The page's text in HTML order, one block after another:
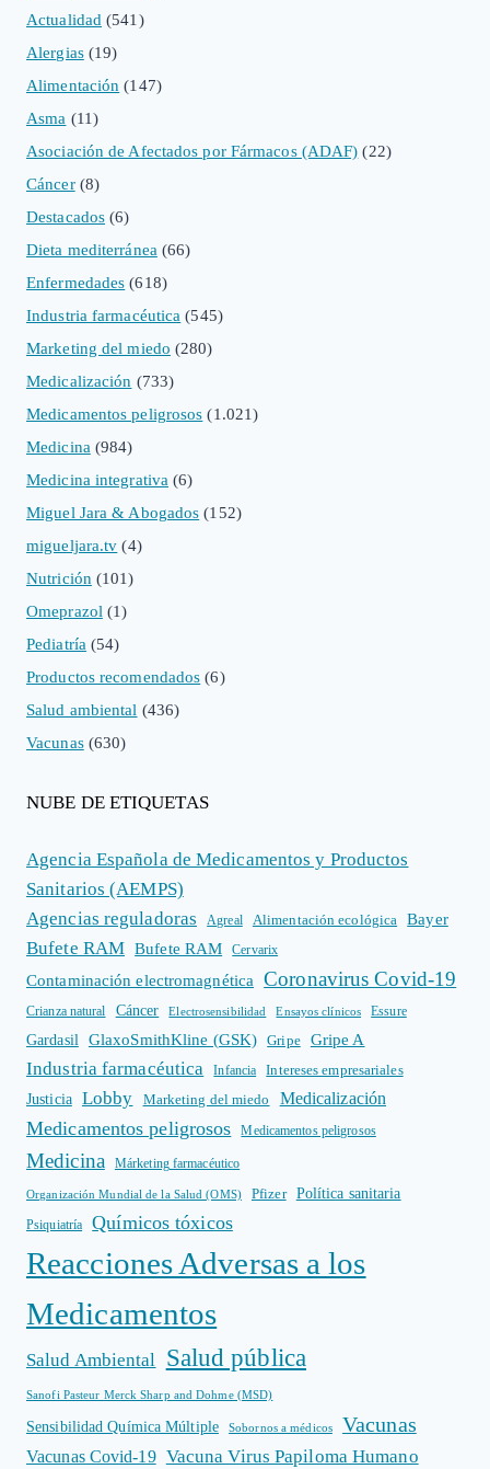
Actualidad (541)
Alergias(19)
Alimentación (147)
Asma (11)
Asociación de Afectados por Fármacos (ADAF) (22)
Cáncer(8)
Destacados (6)
Dieta mediterránea (66)
Enfermedades (618)
Industria farmacéutica (545)
Marketing del miedo (280)
Medicalización (733)
Medicamentos peligrosos (1.021)
Medicina (984)
Medicina integrativa (6)
Miguel Jara & Abogados (152)
migueljara.tv (4)
Nutrición (101)
Omeprazol (1)
Pediatría (54)
Productos recomendados (6)
Salud ambiental (436)
Vacunas(630)
NUBE DE ETIQUETAS
Agencia Española de Medicamentos y Productos
Sanitarios (AEMPS)
Agencias reguladoras
Agreal Alimentación ecológica Bayer
Bufete RAM Bufete RAM Cervarix
Contaminación electromagnética Coronavirus Covid-19
Crianza natural Cáncer Electrosensibilidad Ensayos clínicos Essure
Gardasil GlaxoSmithKline (GSK) Gripe Gripe A
Industria farmacéutica Infancia
Intereses empresariales
Justicia
Lobby Marketing del miedo Medicalización
Medicamentos peligrosos Medicamentos peligrosos
Medicina Márketing farmacéutico
Organización Mundial de la Salud (OMS) Pfizer Política sanitaria
Psiquiatría Químicos tóxicos
Reacciones Adversas a los
Medicamentos
Salud Ambiental Salud pública
Sanofi Pasteur Merck Sharp and Dohme (MSD)
Sensibilidad Química Múltiple Sobornos a médicos Vacunas
Vacunas Covid-19 Vacuna Virus Papiloma Humano